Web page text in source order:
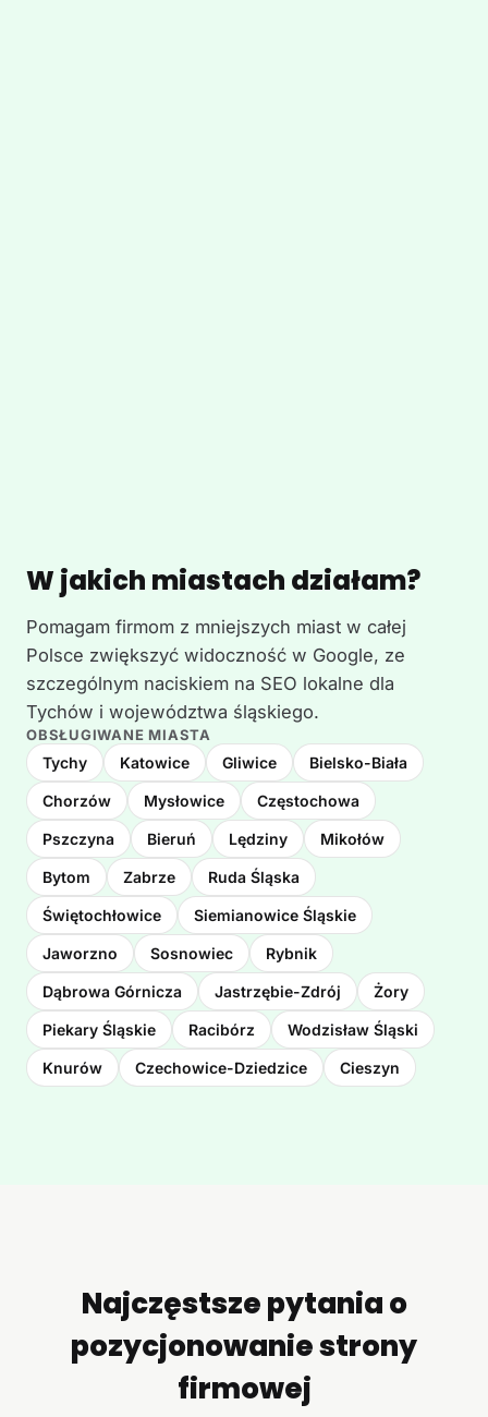
W jakich miastach działam?
Pomagam firmom z mniejszych miast w całej
Polsce zwiększyć widoczność w Google, ze
szczególnym naciskiem na SEO lokalne dla
Tychów i województwa śląskiego.
OBSŁUGIWANE MIASTA
Tychy Katowice Gliwice Bielsko-Biała
Chorzów Mysłowice Częstochowa
Pszczyna Bieruń Lędziny Mikołów
Bytom Zabrze Ruda Śląska
Świętochłowice Siemianowice Śląskie
Jaworzno Sosnowiec Rybnik
Dąbrowa Górnicza Jastrzębie-Zdrój Żory
Piekary Śląskie Racibórz Wodzisław Śląski
Knurów Czechowice-Dziedzice Cieszyn
Najczęstsze pytania o
pozycjonowanie strony
firmowej